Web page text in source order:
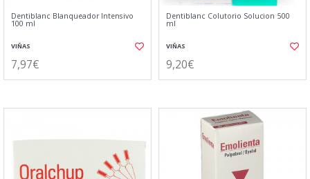
Dentiblanc Blanqueador Intensivo
100 ml
VIÑAS
7,97€
Dentiblanc Colutorio Solucion 500
ml
VIÑAS
9,20€